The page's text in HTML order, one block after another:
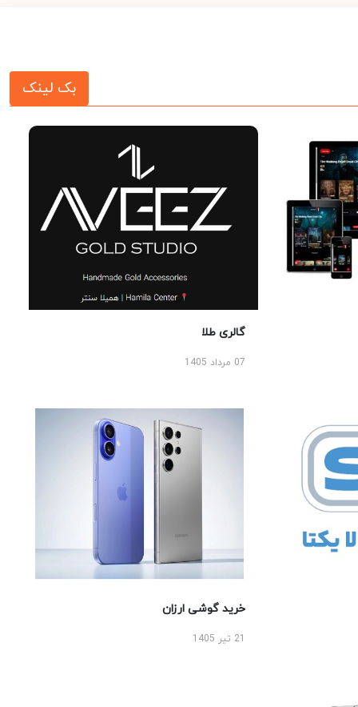
بک لینک
گالری طلا
07 مرداد 1405
خرید گوشی ارزان